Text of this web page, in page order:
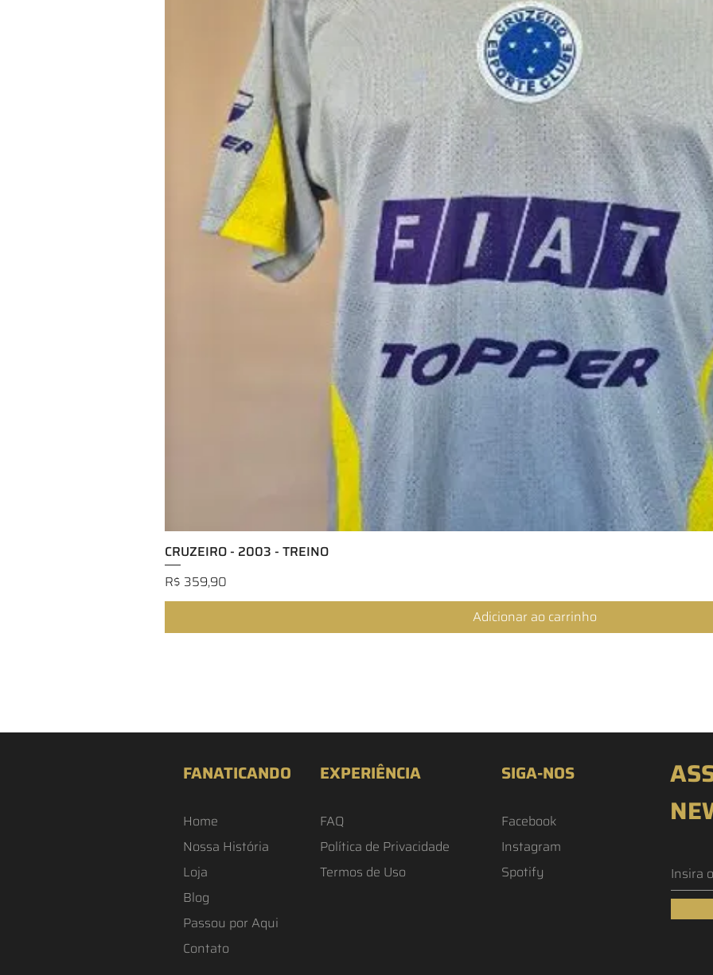
CRUZEIRO - 2003 - TREINO
Preço
R$ 359,90
Adicionar ao carrinho
FANATICANDO
Home
Nossa História
Loja
Blog
Passou por Aqui
Contato
EXPERIÊNCIA
FAQ
Política de Privacidade
Termos de Uso
SIGA-NOS
Facebook
Instagram
Spotify